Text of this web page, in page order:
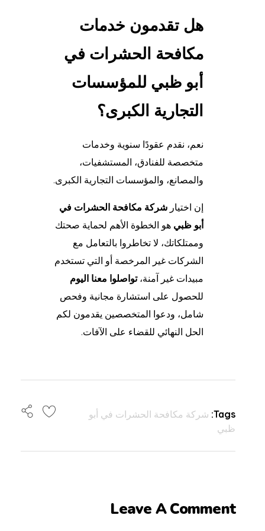
هل تقدمون خدمات
مكافحة الحشرات في
أبو ظبي للمؤسسات
التجارية الكبرى؟
نعم، نقدم عقودًا سنوية وخدمات
متخصصة للفنادق، المستشفيات،
والمصانع، والمؤسسات التجارية الكبرى.
إن اختيارشركة مكافحة الحشرات في
أبو ظبي هو الخطوة الأهم لحماية صحتك
وممتلكاتك، لا تخاطروا بالتعامل مع
الشركات غير المرخصة أو التي تستخدم
مبيدات غير آمنة،تواصلوا معنا اليوم
للحصول على استشارة مجانية وفحص
شامل، ودعوا المتخصصين يقدمون لكم
الحل النهائي للقضاء على الآفات.
Tags: شركة مكافحة الحشرات في أبو
ظبي
Leave A Comment